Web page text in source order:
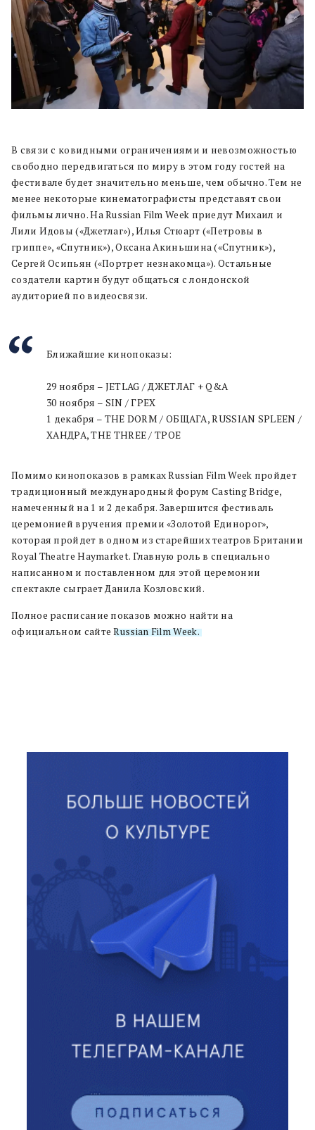
В связи с ковидными ограничениями и невозможностью
свободно передвигаться по миру в этом году гостей на
фестивале будет значительно меньше, чем обычно. Тем не
менее некоторые кинематографисты представят свои
фильмы лично. На Russian Film Week приедут Михаил и
Лили Идовы («Джетлаг»), Илья Стюарт («Петровы в
гриппе», «Спутник»), Оксана Акиньшина («Спутник»),
Сергей Осипьян («Портрет незнакомца»). Остальные
создатели картин будут общаться с лондонской
аудиторией по видеосвязи.
Ближайшие кинопоказы:
29 ноября – JETLAG / ДЖЕТЛАГ + Q&A
30 ноября – SIN / ГРЕХ
1 декабря – THE DORM / ОБЩАГА, RUSSIAN SPLEEN /
ХАНДРА, THE THREE / ТРОЕ
Помимо кинопоказов в рамках Russian Film Week пройдет
традиционный международный форум Сasting Bridge,
намеченный на 1 и 2 декабря. Завершится фестиваль
церемонией вручения премии «Золотой Единорог»,
которая пройдет в одном из старейших театров Британии
Royal Theatre Haymarket. Главную роль в специально
написанном и поставленном для этой церемонии
спектакле сыграет Данила Козловский.
Полное расписание показов можно найти на
официальном сайтеRussian Film Week.